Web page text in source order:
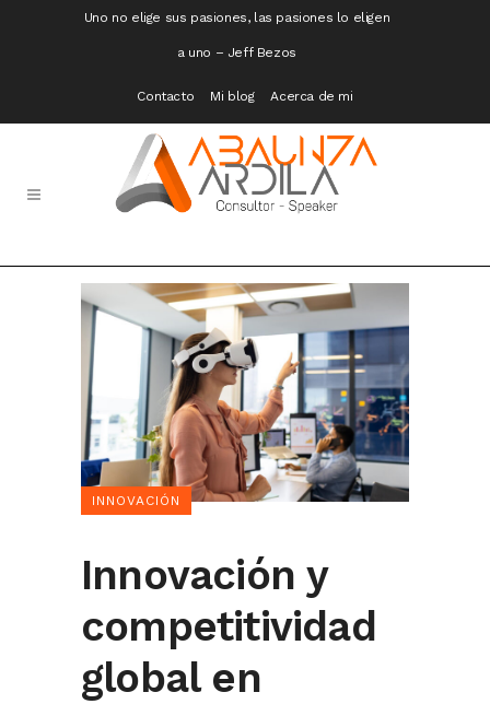
Uno no elige sus pasiones, las pasiones lo eligen
a uno – Jeff Bezos
Contacto Mi blog Acerca de mi
INNOVACIÓN
Innovación y
competitividad
global en